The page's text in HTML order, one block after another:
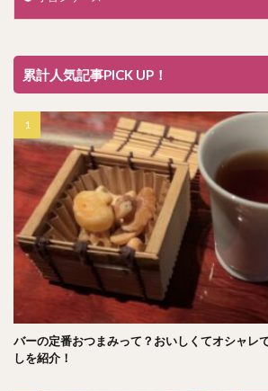
累計人気記事PICK UP！
バーの定番おつまみって？おいしくてオシャレ
しを紹介！